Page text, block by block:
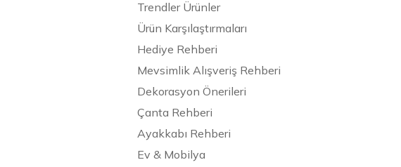
Trendler Ürünler
Ürün Karşılaştırmaları
Hediye Rehberi
Mevsimlik Alışveriş Rehberi
Dekorasyon Önerileri
Çanta Rehberi
Ayakkabı Rehberi
Ev & Mobilya